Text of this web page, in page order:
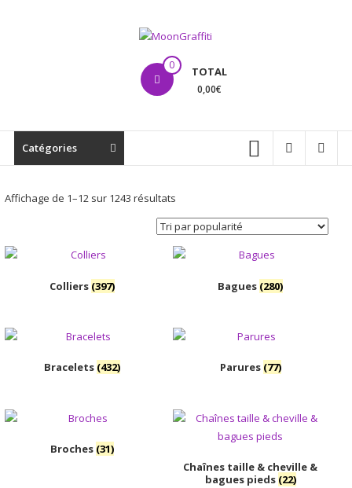
MoonGraffiti 0 TOTAL
0,00€
Catégories
Affichage de 1–12 sur 1243 résultatsTrié
par
popularité
Colliers (397) Bagues (280)
Bracelets (432) Parures (77)
Broches (31)
Chaînes taille & cheville &
bagues pieds (22)